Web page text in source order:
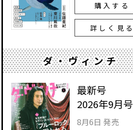
購入する
詳しく見る
ダ・ヴィンチ
最新号
2026年9月号
8月6日 発売